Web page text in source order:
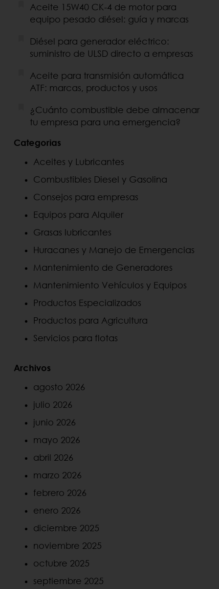
Aceite 15W40 CK-4 de motor para
equipo pesado diésel: guía y marcas
Diésel para generador eléctrico:
suministro de ULSD directo a empresas
Aceite para transmisión automática
ATF: marcas, productos y usos
¿Cuánto combustible debe almacenar
tu empresa para una emergencia?
Categorias
Aceites y Lubricantes
Combustibles Diesel y Gasolina
Consejos para empresas
Equipos para Alquiler
Grasas lubricantes
Huracanes y Manejo de Emergencias
Mantenimiento de Generadores
Mantenimiento Vehículos y Equipos
Productos Especializados
Productos para Agricultura
Servicios para flotas
Archivos
agosto 2026
julio 2026
junio 2026
mayo 2026
abril 2026
marzo 2026
febrero 2026
enero 2026
diciembre 2025
noviembre 2025
octubre 2025
septiembre 2025